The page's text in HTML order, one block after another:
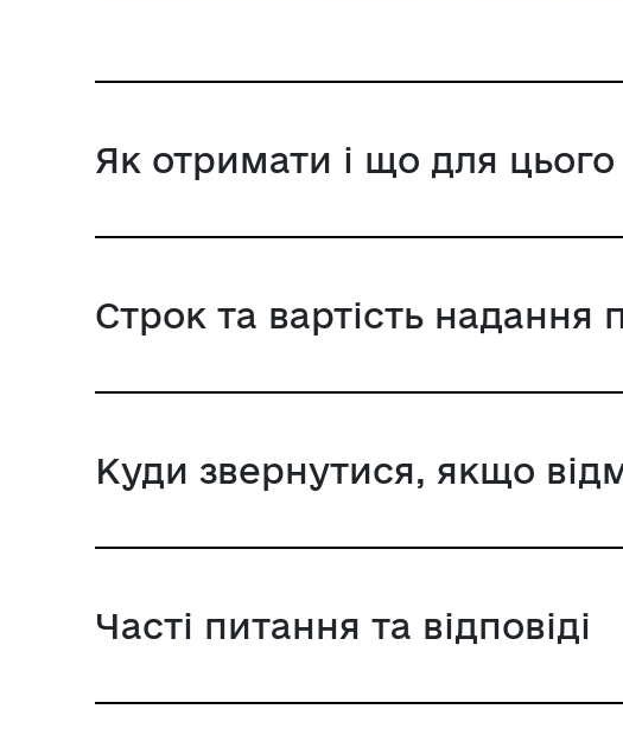
Як отримати і що для цього
Строк та вартість надання
Куди звернутися, якщо
Часті питання та відповіді